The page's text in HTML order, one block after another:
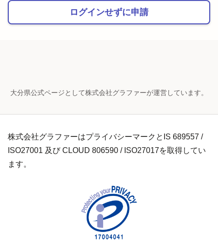
ログインせずに申請
大分県公式ページとして株式会社グラファーが運営しています。
株式会社グラファーはプライバシーマークとIS 689557 /
ISO27001 及び CLOUD 806590 / ISO27017を取得してい
ます。